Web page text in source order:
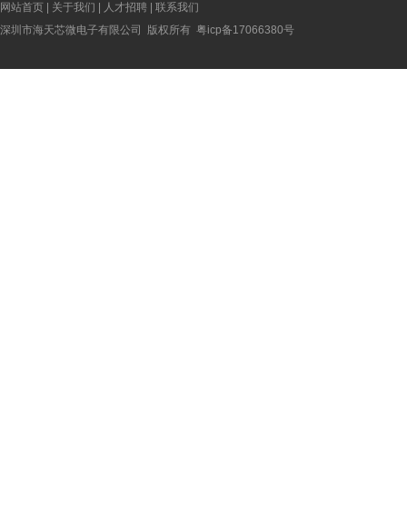
网站首页 关于我们 人才招聘
联系我们
深圳市海天芯微电子有限公司 版权所有 粤icp备17066380号